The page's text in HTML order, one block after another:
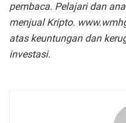
pembaca. Pelajari dan
menjual Kripto.
atas keuntungan dan
investasi.